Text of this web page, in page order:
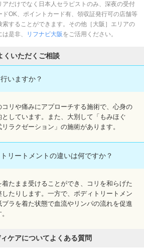
女性スタッフのみ
Ｗセラピスト
こだわり条件を変更
アだけでなく日本人セラピストのみ、深夜の受付
OK、ポイントカード有、領収証発行可の店舗等
することができます。その他［大阪］エリアの
是非、
リフナビ大阪 をご活用ください。
くいただくご相談
いますか？
リや痛みにアプローチする施術で、心身の
しています。また、大別して「もみほぐ
ラクゼーション」の施術があります。
リートメントの違いは何ですか？
たまま受けることができ、コリを和らげた
たりします。一方で、ボディトリートメン
ブラを着た状態で血流やリンパの流れを促進
ケアについてよくある質問